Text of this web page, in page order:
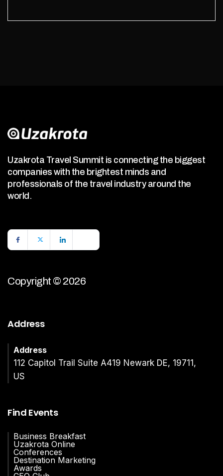
Uzakrota Travel Summit is connecting the biggest
companies with the brightest minds and
professionals of the travel industry around the
world.
Copyright © 2026
Address
Address
112 Capitol Trail Suite A419 Newark DE, 19711,
US
Find Events
Business Breakfast
Uzakrota Online
Conferences
Destination Marketing
Awards